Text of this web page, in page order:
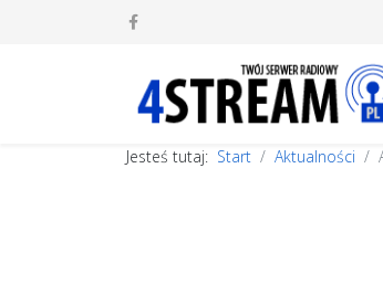
Jesteś tutaj: Start Aktualności